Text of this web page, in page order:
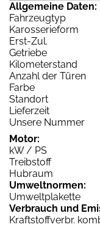
Allgemeine Daten:
Fahrzeugtyp
Karosserieform
Erst-Zul.
Getriebe
Kilometerstand
Anzahl der Türen
Farbe
Standort
Lieferzeit
Unsere Nummer
Motor:
kW / PS
Treibstoff
Hubraum
Umweltnormen:
Umweltplakette
Verbrauch und
Kraftstoffverbr.